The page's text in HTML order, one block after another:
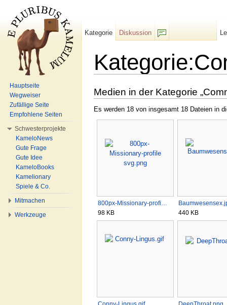
Medien in der Kategorie
Es werden 18 von insgesamt 18 Dateien in
800px-Missionary-profi…
98 KB
440 KB
Kategorie
Diskussion
Hauptseite
Wegweiser
Zufällige Seite
Empfohlene Seiten
Schwesterprojekte
KameloNews
Gute Frage
Gute Idee
KameloBooks
Kamelionary
Spiele & Co.
Mitmachen
Werkzeuge